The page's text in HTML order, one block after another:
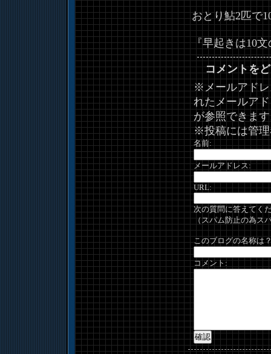
おとり鮎2匹で
『早起きは10
コメントを
※メールアドレ
れたメールア
が参照できま
※投稿には管理
名前:
メールアドレス:
URL:
次の質問に答えてく
（スパム防止の為ス
このブログの名称は
コメント: